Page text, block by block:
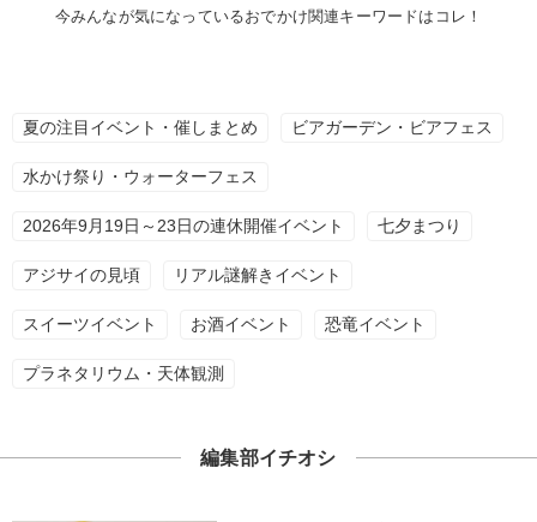
今みんなが気になっているおでかけ関連キーワードはコレ！
夏の注目イベント・催しまとめ ビアガーデン・ビアフェス
水かけ祭り・ウォーターフェス
2026年9月19日～23日の連休開催イベント 七夕まつり
アジサイの見頃 リアル謎解きイベント
スイーツイベント お酒イベント 恐竜イベント
プラネタリウム・天体観測
編集部イチオシ